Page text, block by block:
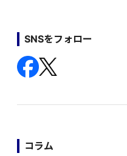
SNSをフォロー
コラム